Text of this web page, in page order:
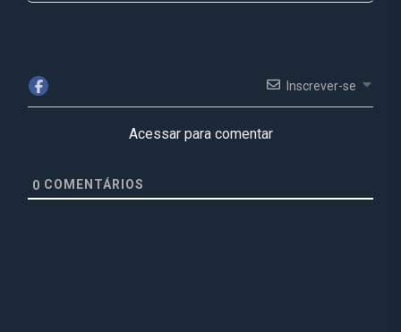
Inscrever-se
Acessar para comentar
0 COMENTÁRIOS